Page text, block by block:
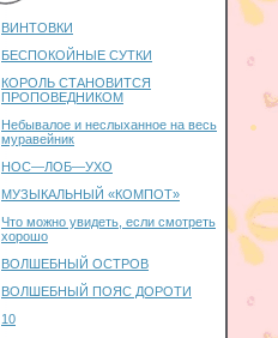
ВИНТОВКИ
БЕСПОКОЙНЫЕ СУТКИ
КОРОЛЬ СТАНОВИТСЯ
ПРОПОВЕДНИКОМ
Небывалое и неслыханное на весь
муравейник
НОС—ЛОБ—УХО
МУЗЫКАЛЬНЫЙ «КОМПОТ»
Что можно увидеть, если смотреть
хорошо
ВОЛШЕБНЫЙ ОСТРОВ
ВОЛШЕБНЫЙ ПОЯС ДОРОТИ
10